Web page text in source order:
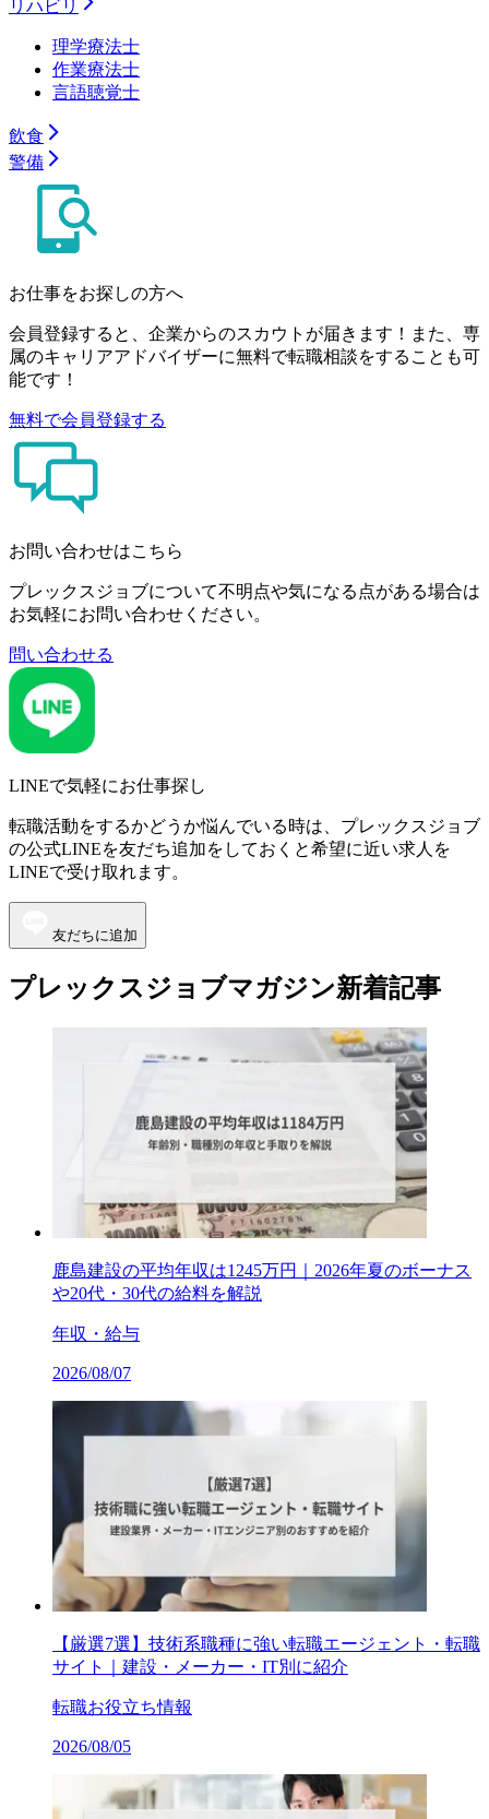
リハビリ
理学療法士
作業療法士
言語聴覚士
飲食
警備
お仕事をお探しの方へ
会員登録すると、企業からのスカウトが届きます！また、専
属のキャリアアドバイザーに無料で転職相談をすることも可
能です！
無料で会員登録する
お問い合わせはこちら
プレックスジョブについて不明点や気になる点がある場合は
お気軽にお問い合わせください。
問い合わせる
LINEで気軽にお仕事探し
転職活動をするかどうか悩んでいる時は、プレックスジョブ
の公式LINEを友だち追加をしておくと希望に近い求人を
LINEで受け取れます。
友だちに追加
プレックスジョブマガジン新着記事
鹿島建設の平均年収は1245万円｜2026年夏のボーナス
や20代・30代の給料を解説
年収・給与
2026/08/07
【厳選7選】技術系職種に強い転職エージェント・転職
サイト｜建設・メーカー・IT別に紹介
転職お役立ち情報
2026/08/05